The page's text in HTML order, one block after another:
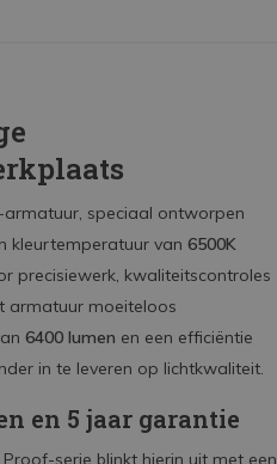
speciaal ontworpen
kleurtemperatuur van 6500K
precisiewerk, kwaliteitscontroles
armatuur moeiteloos
6400 lumen en een efficiëntie
in te leveren op lichtkwaliteit.
en 5 jaar garantie
serie blinkt hierin uit met een